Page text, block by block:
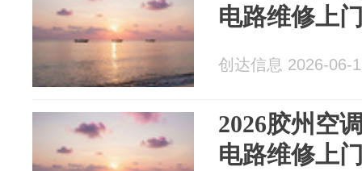
电路维修上
创达信息 2026-06-
2026胶州空
电路维修上